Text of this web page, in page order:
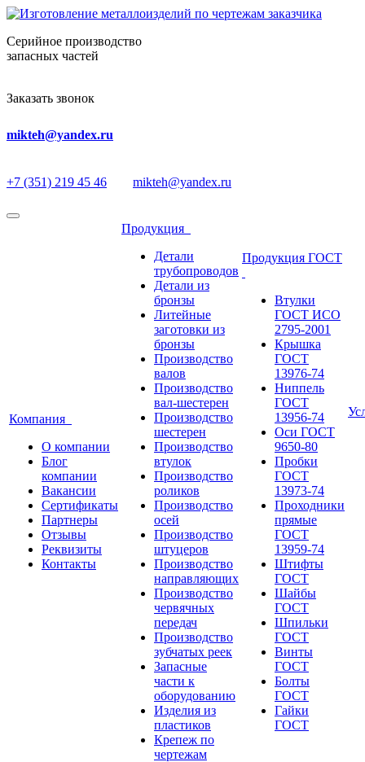
Серийное производство
запасных частей
Заказать звонок
mikteh@yandex.ru
+7 (351) 219 45 46 mikteh@yandex.ru
Компания
О компании
Блог
компании
Вакансии
Сертификаты
Партнеры
Отзывы
Реквизиты
Контакты
Продукция
Детали
трубопроводов
Детали из
бронзы
Литейные
заготовки из
бронзы
Производство
валов
Производство
вал-шестерен
Производство
шестерен
Производство
втулок
Производство
роликов
Производство
осей
Производство
штуцеров
Производство
направляющих
Производство
червячных
передач
Производство
зубчатых реек
Запасные
части к
оборудованию
Изделия из
пластиков
Крепеж по
чертежам
Продукция ГОСТ
Втулки
ГОСТ ИСО
2795-2001
Крышка
ГОСТ
13976-74
Ниппель
ГОСТ
13956-74
Оси ГОСТ
9650-80
Пробки
ГОСТ
13973-74
Проходники
прямые
ГОСТ
13959-74
Штифты
ГОСТ
Шайбы
ГОСТ
Шпильки
ГОСТ
Винты
ГОСТ
Болты
ГОСТ
Гайки
ГОСТ